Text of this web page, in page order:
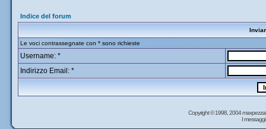
Indice del forum
Le voci contrassegnate con * sono richieste
Username: *
Indirizzo Email: *
Copyright © 1998, 2004
I